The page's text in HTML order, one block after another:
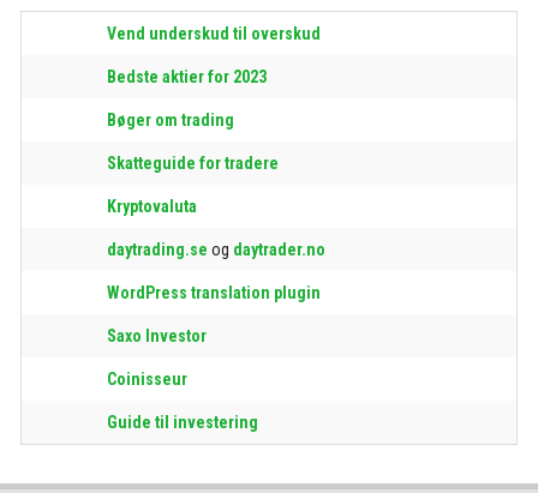
Vend underskud til overskud
Bedste aktier for 2023
Bøger om trading
Skatteguide for tradere
Kryptovaluta
daytrading.se og daytrader.no
WordPress translation plugin
Saxo Investor
Coinisseur
Guide til investering